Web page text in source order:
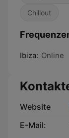
Chillout
Ibiza: Online
Website
E-Mail: